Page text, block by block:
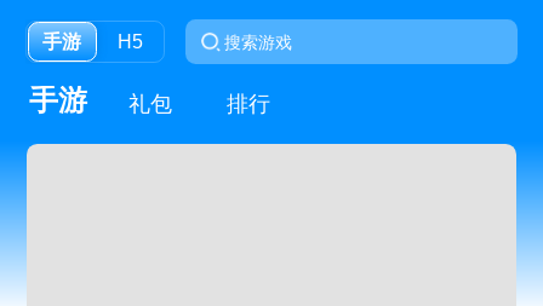
手游 H5
手游 礼包 排行